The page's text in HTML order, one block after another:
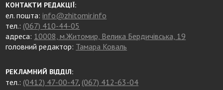
КОНТАКТИ РЕДАКЦІЇ:
ел. пошта:info@zhitomir.info
тел.: (067) 410-44-05
адреса: 10008, м.Житомир, Велика Бердичівська, 19
головний редактор: Тамара Коваль
РЕКЛАМНИЙ ВІДДІЛ:
тел.: (0412) 47-00-47, (067) 412-63-04